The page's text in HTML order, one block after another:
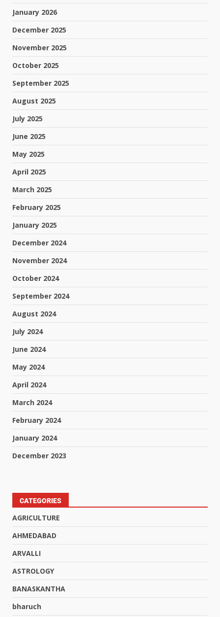
January 2026
December 2025
November 2025
October 2025
September 2025
August 2025
July 2025
June 2025
May 2025
April 2025
March 2025
February 2025
January 2025
December 2024
November 2024
October 2024
September 2024
August 2024
July 2024
June 2024
May 2024
April 2024
March 2024
February 2024
January 2024
December 2023
CATEGORIES
AGRICULTURE
AHMEDABAD
ARVALLI
ASTROLOGY
BANASKANTHA
bharuch